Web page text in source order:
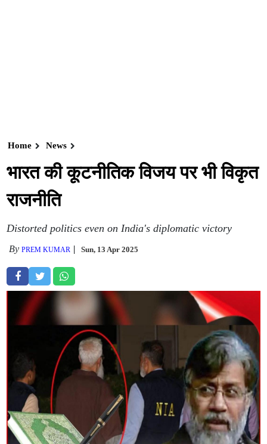
Home News
भारत की कूटनीतिक विजय पर भी विकृत
राजनीति
Distorted politics even on India's diplomatic victory
ByPREM KUMAR Sun, 13 Apr 2025